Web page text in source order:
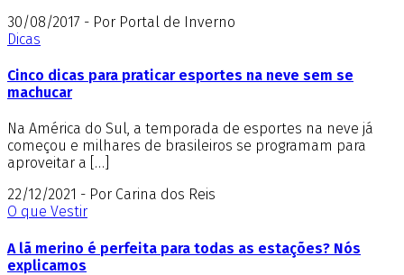
30/08/2017 - Por Portal de Inverno
Dicas
Cinco dicas para praticar esportes na neve sem se
machucar
Na América do Sul, a temporada de esportes na neve já
começou e milhares de brasileiros se programam para
aproveitar a […]
22/12/2021 - Por Carina dos Reis
O que Vestir
A lã merino é perfeita para todas as estações? Nós
explicamos